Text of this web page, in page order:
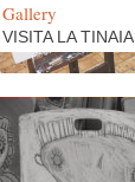
Gallery
VISITA LA TINAIA